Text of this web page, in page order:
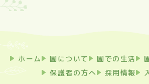
ホーム 園について 園での生活
保護者の方へ
採用情報